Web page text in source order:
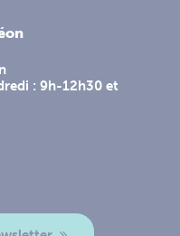
: 9h-12h30 et